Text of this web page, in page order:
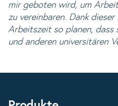
mir geboten wird, um
zu vereinbaren. Dank
Arbeitszeit so planen, dass
und anderen universitären